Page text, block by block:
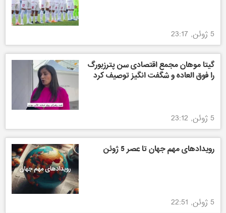
5 ژوئن, 23:17
گیتا موهان مجمع اقتصادی سن پترزبورگ
را فوق العاده و شگفت انگیز توصیف کرد
5 ژوئن, 23:12
رویدادهای مهم جهان تا عصر 5 ژوئن
5 ژوئن, 22:51